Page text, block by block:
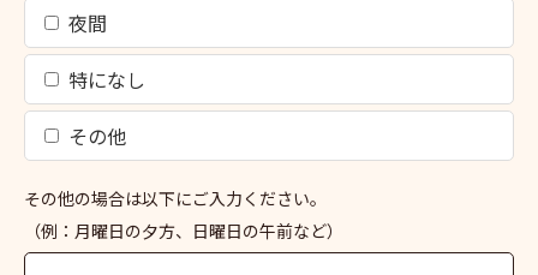
夜間
特になし
その他
その他の場合は以下にご入力ください。
（例：月曜日の夕方、日曜日の午前など）